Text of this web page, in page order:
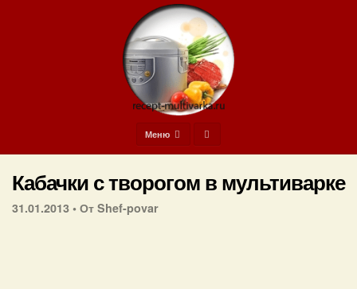
Меню
Кабачки с творогом в мультиварке
31.01.2013 • От Shef-povar